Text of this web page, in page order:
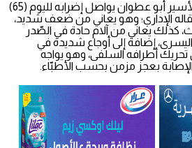
وأشار نادي الأسير إلى أن الأسير أبو عطوان يواصل إضرابه لليوم (65)
الإداري؛ وهو يعاني من ضعف شديد،
كذلك يعاني من آلام حادة في الصّدر
إضافة إلى أوجاع شديدة في
تحريك أطرافه السلفى، وهو يواجه
الإصابة بعجز مزمن بحسب الأطبّاء.